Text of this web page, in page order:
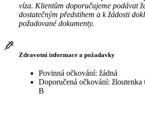
víza. Klientům doporučujeme podávat
dostatečným předstihem a k žádosti
požadované dokumenty.
Zdravotní informace a požadavky
Povinná očkování: žádná
Doporučená očkování:
B